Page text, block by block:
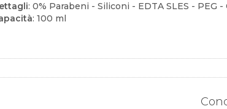
: 0% Parabeni - Siliconi - EDTA SLES -
: 100 ml